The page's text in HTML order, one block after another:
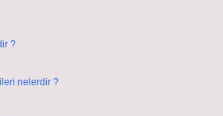
?
nelerdir ?